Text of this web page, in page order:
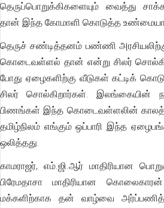
தெருப்பொறுக்கிகளையும் வைத்து
தான் இந்த கோமாளி கொடுத்த
தெருச் சண்டித்தனம் பண்ணி அரசியலிற்கு
கொடைவள்ளல் தான் என்று சிலர்
போது ஏழைகளிற்கு வீடுகள் கட்டிக்
சிலர் சொல்கிறார்கள். இலங்கையின்
பிணங்கள் இந்த கொடைவள்ளலின்
தமிழ்நிலம் எங்கும் ஒப்பாரி இந்த
ஒலித்தது.
காமராஜர், எம்.ஜி.ஆர் மாதிரியான
பிரேமதாசா மாதிரியான
மக்களிற்காக தன் வாழ்வை